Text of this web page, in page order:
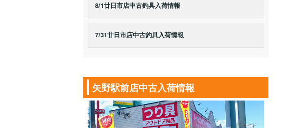
8/1廿日市店中古釣具入荷情報
7/31廿日市店中古釣具入荷情報
矢野駅前店中古入荷情報